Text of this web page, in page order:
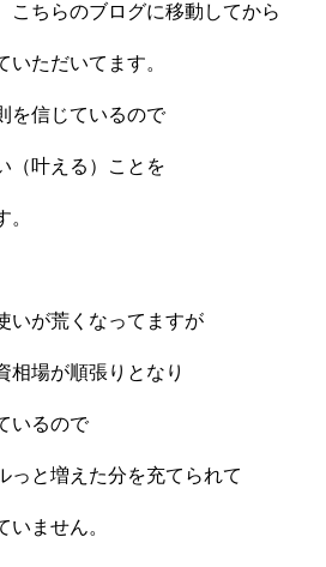
こちらのブログに移動してから
ただいてます。
を信じているので
（叶える）ことを
いが荒くなってますが
相場が順張りとなり
いるので
っと増えた分を充てられて
ません。